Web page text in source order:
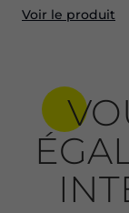
Voir le produit